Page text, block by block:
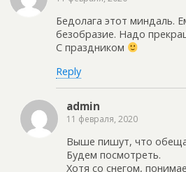
Бедолага этот миндаль.
безобразие. Надо
С праздником
Reply
admin
11 февраля, 2020
Выше пишут, что
Будем посмотреть.
Хотя со снегом,